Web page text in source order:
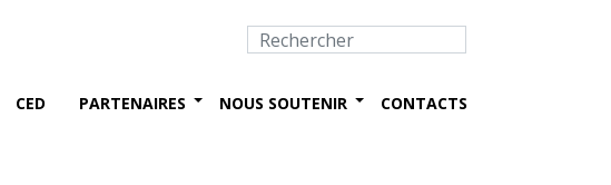
CED PARTENAIRES NOUS SOUTENIR CONTACTS